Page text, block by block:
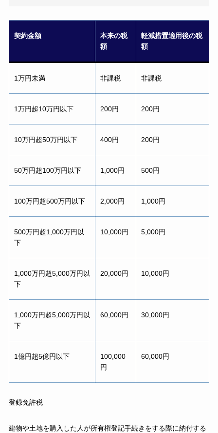
契約金額
本来の税
額
軽減措置適用後の税
額
1万円未満 非課税 非課税
1万円超10万円以下 200円 200円
10万円超50万円以下 400円 200円
50万円超100万円以下 1,000円 500円
100万円超500万円以下 2,000円 1,000円
500万円超1,000万円以
下
10,000円 5,000円
1,000万円超5,000万円以
下
20,000円 10,000円
1,000万円超5,000万円以
下
60,000円 30,000円
1億円超5億円以下
100,000
円
60,000円
登録免許税
建物や土地を購入した人が所有権登記手続きをする際に納付する